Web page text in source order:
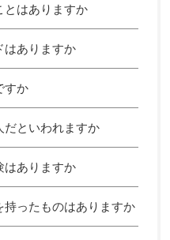
とはありますか
はありますか
すか
だといわれますか
はありますか
ったものはありますか